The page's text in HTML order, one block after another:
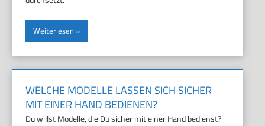
Weiterlesen
WELCHE MODELLE LASSEN SICH SICHER
MIT EINER HAND BEDIENEN?
Du willst Modelle, die Du sicher mit einer Hand bedienst?